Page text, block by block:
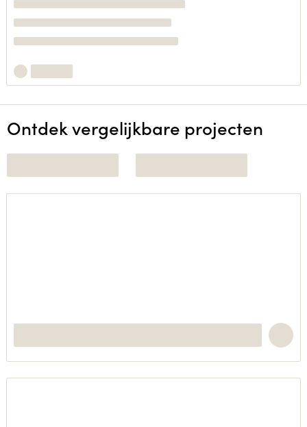
Ontdek vergelijkbare projecten